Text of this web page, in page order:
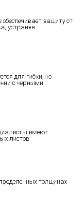
обеспечивает защиту от
устраняя
для гибки, но
с черными
имеют
листов
толщинах